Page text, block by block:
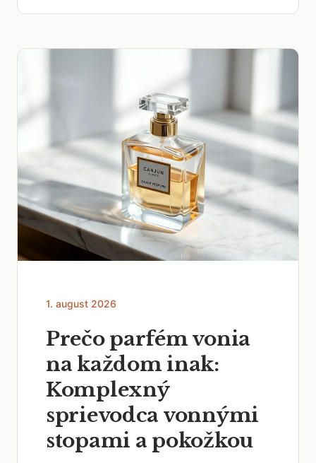
1. august 2026
Prečo parfém vonia
na každom inak:
Komplexný
sprievodca vonnými
stopami a pokožkou